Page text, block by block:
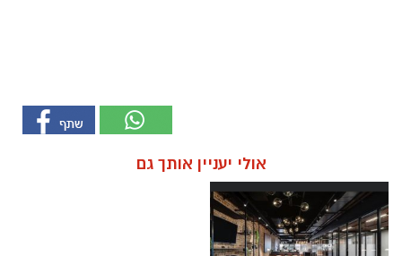
אולי יעניין אותך גם